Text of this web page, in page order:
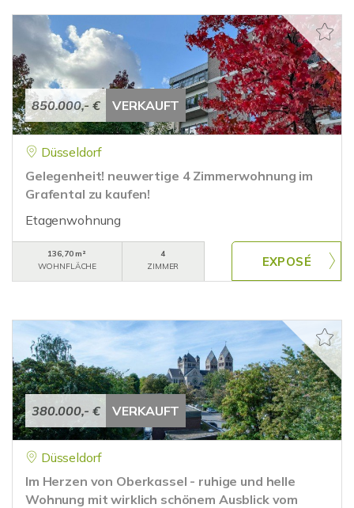
850.000,- € VERKAUFT
Düsseldorf
Gelegenheit! neuwertige 4 Zimmerwohnung im
Grafental zu kaufen!
Etagenwohnung
136,70 m²
WOHNFLÄCHE
4
ZIMMER
380.000,- € VERKAUFT
Düsseldorf
Im Herzen von Oberkassel - ruhige und helle
Wohnung mit wirklich schönem Ausblick vom